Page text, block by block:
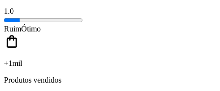
1.0
RuimÓtimo
+1mil
Produtos vendidos